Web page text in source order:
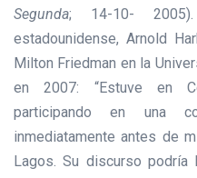
Segunda; 14-10-
estadounidense, Arnold
Milton Friedman en la
en 2007: “Estuve en
participando en una
inmediatamente antes de
Lagos. Su discurso podría